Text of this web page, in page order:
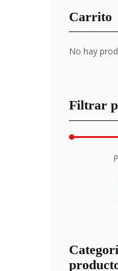
Carrito
No hay
Filtrar